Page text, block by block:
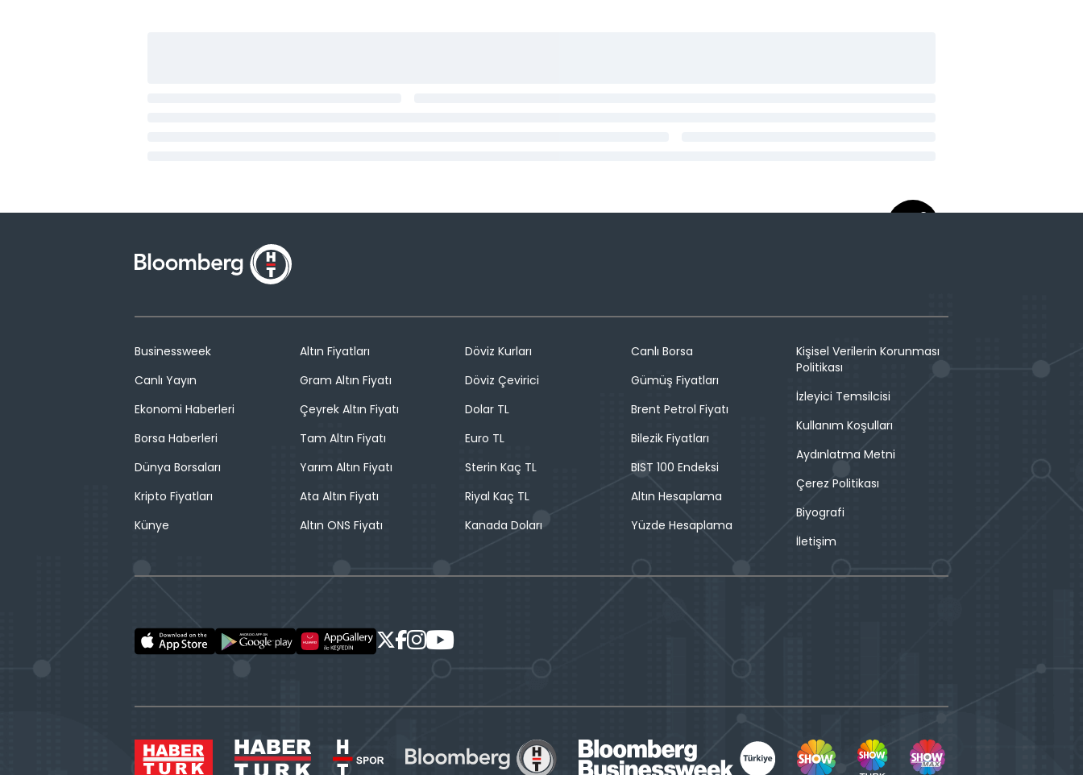
Businessweek
Canlı Yayın
Ekonomi Haberleri
Borsa Haberleri
Dünya Borsaları
Kripto Fiyatları
Künye
Altın Fiyatları
Gram Altın Fiyatı
Çeyrek Altın Fiyatı
Tam Altın Fiyatı
Yarım Altın Fiyatı
Ata Altın Fiyatı
Altın ONS Fiyatı
Döviz Kurları
Döviz Çevirici
Dolar TL
Euro TL
Sterin Kaç TL
Riyal Kaç TL
Kanada Doları
Canlı Borsa
Gümüş Fiyatları
Brent Petrol Fiyatı
Bilezik Fiyatları
BIST 100 Endeksi
Altın Hesaplama
Yüzde Hesaplama
Kişisel Verilerin Korunması
Politikası
İzleyici Temsilcisi
Kullanım Koşulları
Aydınlatma Metni
Çerez Politikası
Biyografi
İletişim